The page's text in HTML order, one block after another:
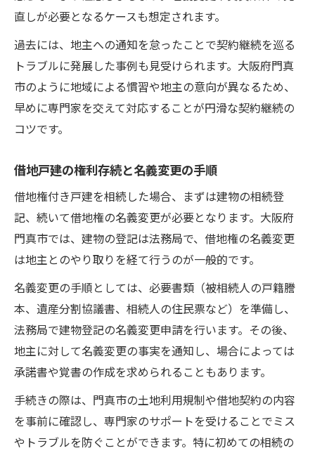
直しが必要となるケースも想定されます。
過去には、地主への通知を怠ったことで契約継続を巡る
トラブルに発展した事例も見受けられます。大阪府門真
市のように地域による慣習や地主の意向が異なるため、
早めに専門家を交えて対応することが円滑な契約継続の
コツです。
借地戸建の権利存続と名義変更の手順
借地権付き戸建を相続した場合、まずは建物の相続登
記、続いて借地権の名義変更が必要となります。大阪府
門真市では、建物の登記は法務局で、借地権の名義変更
は地主とのやり取りを経て行うのが一般的です。
名義変更の手順としては、必要書類（被相続人の戸籍謄
本、遺産分割協議書、相続人の住民票など）を準備し、
法務局で建物登記の名義変更申請を行います。その後、
地主に対して名義変更の事実を通知し、場合によっては
承諾書や覚書の作成を求められることもあります。
手続きの際は、門真市の土地利用規制や借地契約の内容
を事前に確認し、専門家のサポートを受けることでミス
やトラブルを防ぐことができます。特に初めての相続の